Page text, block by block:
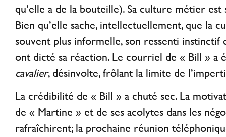
qu’elle a de la bouteille). Sa culture métier
Bien qu’elle sache, intellectuellement, que la
souvent plus informelle, son ressenti instinctif
ont dicté sa réaction. Le courriel de « Bill » a
cavalier, désinvolte, frôlant la limite de
La crédibilité de « Bill » a chuté sec. La
de « Martine » et de ses acolytes dans les
rafraîchirent; la prochaine réunion